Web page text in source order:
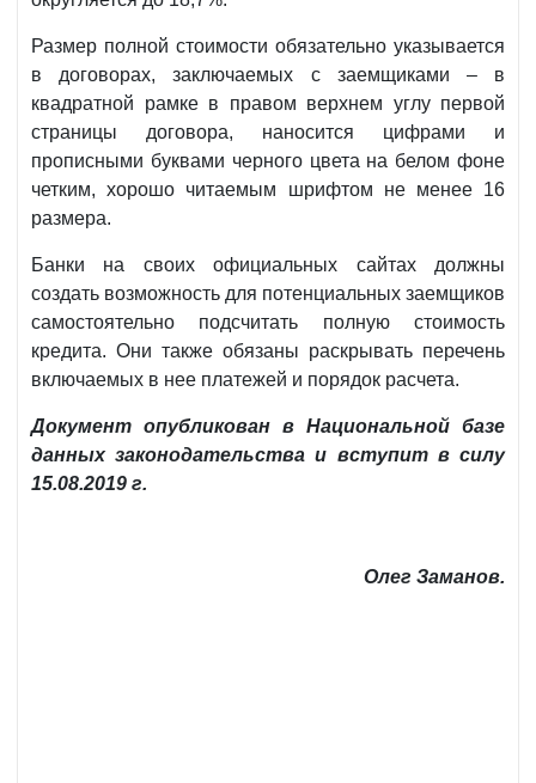
Размер полной стоимости обязательно указывается
в договорах, заключаемых с заемщиками – в
квадратной рамке в правом верхнем углу первой
страницы договора, наносится цифрами и
прописными буквами черного цвета на белом фоне
четким, хорошо читаемым шрифтом не менее 16
размера.
Банки на своих официальных сайтах должны
создать возможность для потенциальных заемщиков
самостоятельно подсчитать полную стоимость
кредита. Они также обязаны раскрывать перечень
включаемых в нее платежей и порядок расчета.
Документ опубликован в Национальной базе
данных законодательства и вступит в силу
15.08.2019 г.
Олег Заманов.